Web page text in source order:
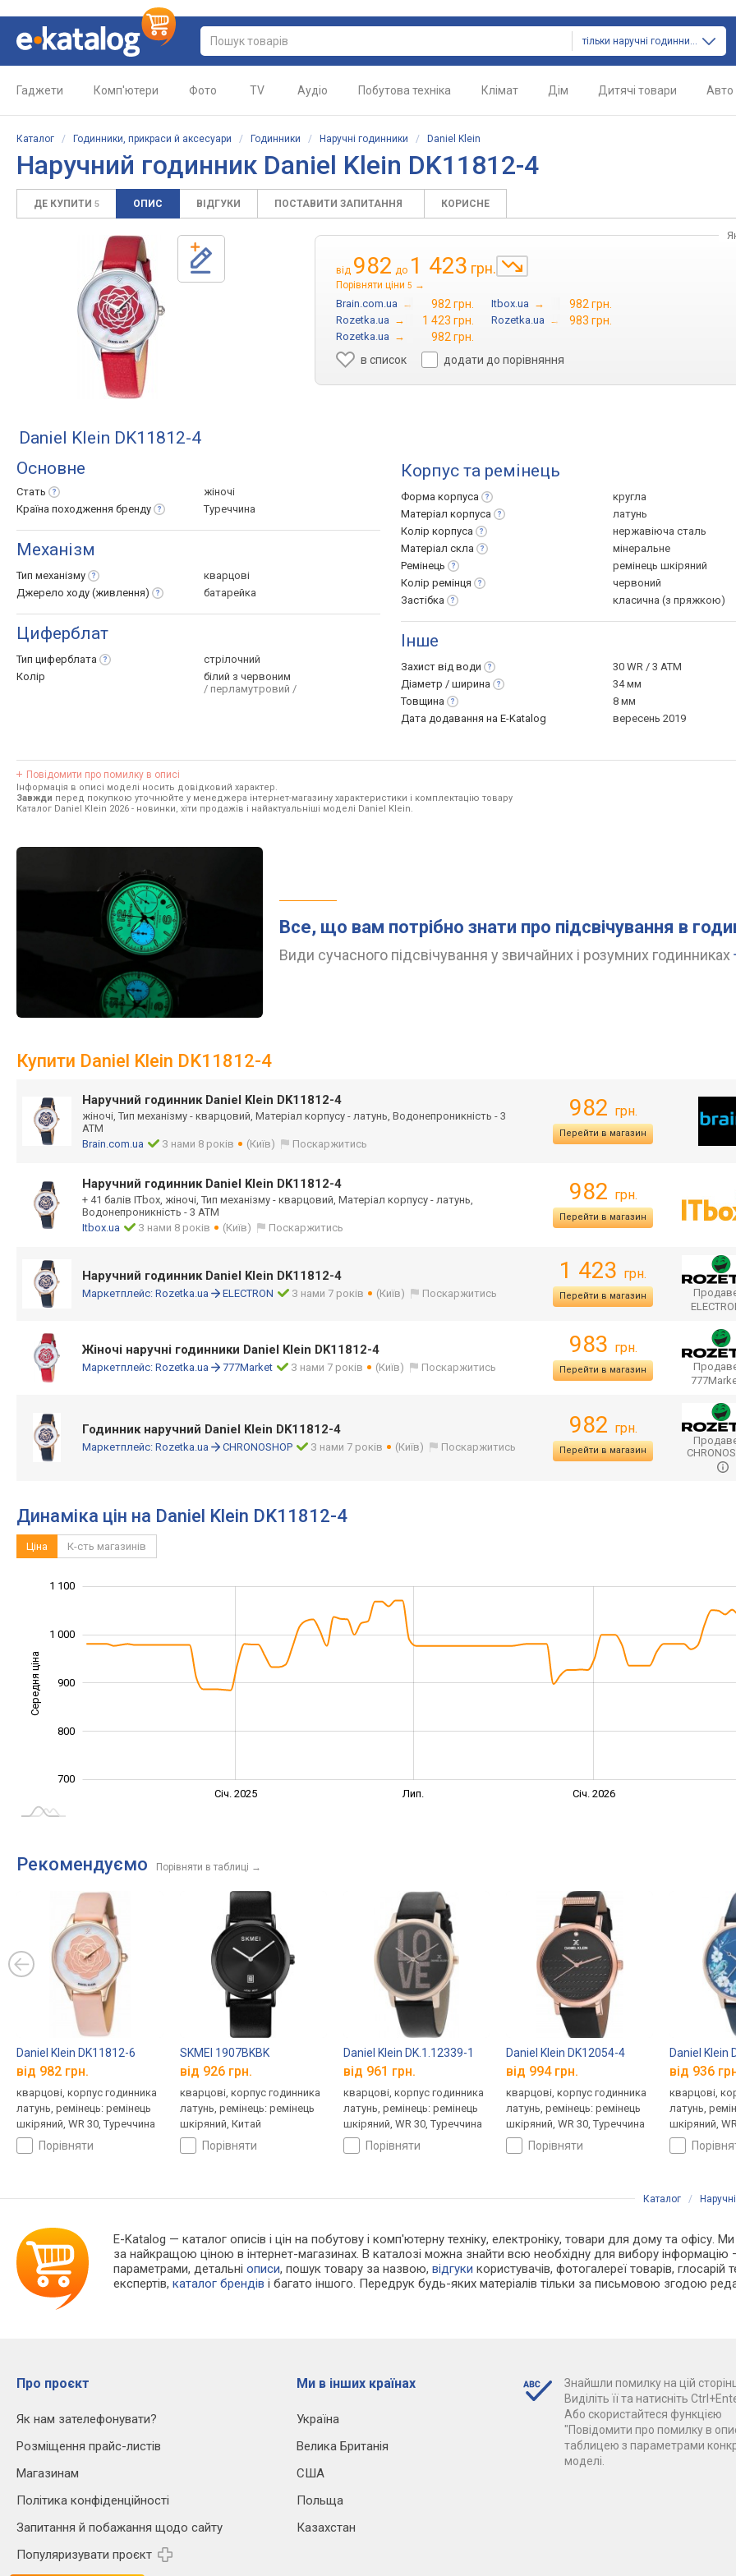
тільки наручні годинники
Гаджети Комп'ютери Фото TV Аудіо Побутова техніка Клімат Дім Дитячі товари Авто
Каталог / Годинники, прикраси й аксесуари / Годинники / Наручні годинники / Daniel Klein
Наручний годинник Daniel Klein DK11812-4
ДЕ КУПИТИ 5 ОПИС ВІДГУКИ ПОСТАВИТИ ЗАПИТАННЯ КОРИСНЕ
від 982 до 1 423 грн.
Порівняти ціни 5 →
Brain.com.ua → 982 грн. Itbox.ua → 982 грн.
Rozetka.ua → 1 423 грн. Rozetka.ua → 983 грн.
Rozetka.ua →
982 грн.
в список
додати до порівняння
Daniel Klein DK11812-4
Основне
Стать
жіночі
Країна походження бренду Туреччина
Механізм
Тип механізму
кварцові
Джерело ходу (живлення) батарейка
Циферблат
Тип циферблата
стрілочний
Колір
білий з червоним
/ перламутровий /
Корпус та ремінець
Форма корпуса
кругла
Матеріал корпуса
латунь
Колір корпуса
нержавіюча сталь
Матеріал скла
мінеральне
Ремінець
ремінець шкіряний
Колір ремінця
червоний
Застібка
класична (з пряжкою)
Інше
Захист від води
30 WR / 3 ATM
Діаметр / ширина
34 мм
Товщина
8 мм
Дата додавання на E-Katalog
вересень 2019
Повідомити про помилку в описі
Інформація в описі моделі носить довідковий характер.
Завжди перед покупкою уточнюйте у менеджера інтернет-магазину характеристики і комплектацію товару
Каталог Daniel Klein 2026 - новинки, хіти продажів і найактуальніші моделі Daniel Klein.
Все, що вам потрібно знати про підсвічування в
Види сучасного підсвічування у звичайних і розумних годинниках
Купити Daniel Klein DK11812-4
Наручний годинник Daniel Klein DK11812-4
жіночі, Тип механізму - кварцовий, Матеріал корпусу - латунь, Водонепроникність - 3
АТМ
Brain.com.ua
З нами 8 років (Київ) Поскаржитись
982 грн.
Перейти в магазин
Наручний годинник Daniel Klein DK11812-4
+ 41 балів ITbox, жіночі, Тип механізму - кварцовий, Матеріал корпусу - латунь,
Водонепроникність - 3 АТМ
Itbox.ua
З нами 8 років (Київ) Поскаржитись
982 грн.
Перейти в магазин
Наручний годинник Daniel Klein DK11812-4
Маркетплейс: Rozetka.ua ELECTRON З нами 7 років (Київ) Поскаржитись
1 423 грн.
Перейти в магазин
Жіночі наручні годинники Daniel Klein DK11812-4
Маркетплейс: Rozetka.ua 777Market З нами 7 років (Київ) Поскаржитись
983 грн.
Перейти в магазин
Годинник наручний Daniel Klein DK11812-4
Маркетплейс: Rozetka.ua CHRONOSHOP З нами 7 років (Київ) Поскаржитись
982 грн.
Перейти в магазин
Динаміка цін на Daniel Klein DK11812-4
Ціна К-сть магазинів
Середня ціна 1 000
700
800
900
1 000
1 100
Січ. 2025 Лип. Січ. 2026
Рекомендуємо Порівняти в таблиці →
Daniel Klein DK11812-6
від 982 грн.
кварцові, корпус годинника
латунь, ремінець: ремінець
шкіряний, WR 30, Туреччина
порівняти
SKMEI 1907BKBK
від 926 грн.
кварцові, корпус годинника
латунь, ремінець: ремінець
шкіряний, Китай
порівняти
Daniel Klein DK.1.12339-1
від 961 грн.
кварцові, корпус годинника
латунь, ремінець: ремінець
шкіряний, WR 30, Туреччина
порівняти
Daniel Klein DK12054-4
від 994 грн.
кварцові, корпус годинника
латунь, ремінець: ремінець
шкіряний, WR 30, Туреччина
порівняти
Daniel Klein
від 936
кварцові,
латунь,
шкіряний,
Каталог /
E-Katalog — каталог описів і цін на побутову і комп'ютерну техніку, електроніку, товари для дому та офісу.
за найкращою ціною в інтернет-магазинах. В каталозі можна знайти всю необхідну для вибору
параметрами, детальніописи, пошук товару за назвою,відгуки користувачів, фотогалереї товарів, глосарій
експертів,каталог брендів і багато іншого. Передрук будь-яких матеріалів тільки за письмовою згодою
Про проєкт
Як нам зателефонувати?
Розміщення прайс-листів
Магазинам
Політика конфіденційності
Запитання й побажання щодо сайту
Популяризувати проєкт
Ми в інших країнах
Україна
Велика Британія
США
Польща
Казахстан
Знайшли помилку на цій
Виділіть її та натисніть
Або скористайтеся функцією
"Повідомити про помилку в
таблицею з параметрами
моделі.